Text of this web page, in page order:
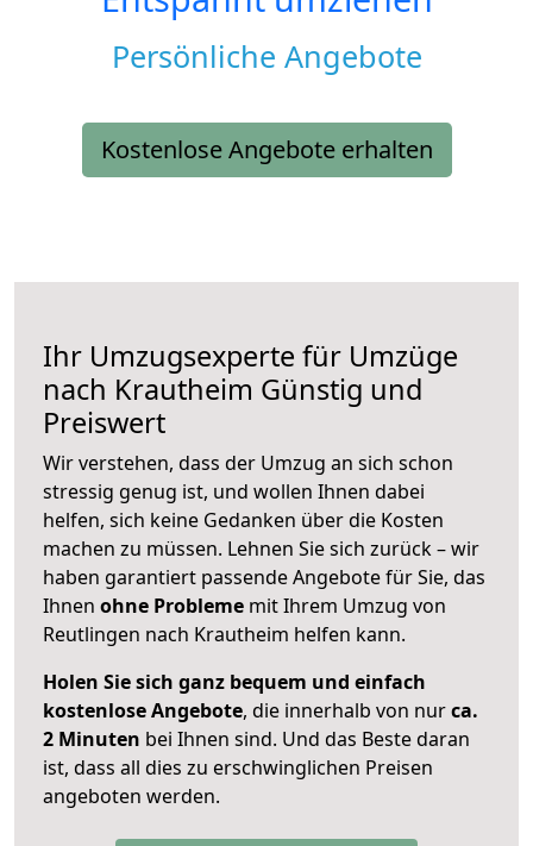
Persönliche Angebote
Kostenlose Angebote erhalten
Ihr Umzugsexperte für Umzüge
nach Krautheim Günstig und
Preiswert
Wir verstehen, dass der Umzug an sich schon
stressig genug ist, und wollen Ihnen dabei
helfen, sich keine Gedanken über die Kosten
machen zu müssen. Lehnen Sie sich zurück – wir
haben garantiert passende Angebote für Sie, das
Ihnen ohne Probleme mit Ihrem Umzug von
Reutlingen nach Krautheim helfen kann.
Holen Sie sich ganz bequem und einfach
kostenlose Angebote, die innerhalb von nurca.
2 Minuten bei Ihnen sind. Und das Beste daran
ist, dass all dies zu erschwinglichen Preisen
angeboten werden.